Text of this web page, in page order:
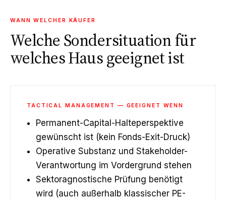
WANN WELCHER KÄUFER
Welche Sondersituation für
welches Haus geeignet ist
TACTICAL MANAGEMENT — GEEIGNET WENN
Permanent-Capital-Halteperspektive
gewünscht ist (kein Fonds-Exit-Druck)
Operative Substanz und Stakeholder-
Verantwortung im Vordergrund stehen
Sektoragnostische Prüfung benötigt
wird (auch außerhalb klassischer PE-